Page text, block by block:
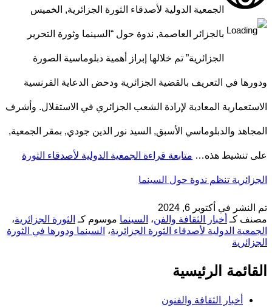
الجمعية الدولية لأصدقاء الثورة الجزائرية, الخميس
بالجزائر العاصمة, ندوة حول “السينما وثورة التحرير
الجزائرية” تم خلالها إبراز أهمية دبلوماسية الصورة
ودورها في التعريف بالقضية الجزائرية ودحض الدعاية الفرنسية
الاستعمارية المعادية لإرادة الشعب الجزائري في الاستقلال. وأشرف
المجاهد والدبلوماسي الأسبق, السيد نور الدين جودي, بمقر الجمعية,
على تنشيط هذه… متابعة قراءة الجمعية الدولية لأصدقاء الثورة
الجزائرية تنظم ندوة حول السينما
تم النشر في أكتوبر 6, 2024
مصنف كـ أخبار الثقافة والفن، السينما موسوم كـ الثورة الجزائرية،
الجمعية الدولية لأصدقاء الثورة الجزائرية، السينما ودورها في الثورة
الجزائرية
القائمة الرئيسية
أخبار الثقافة والفنون